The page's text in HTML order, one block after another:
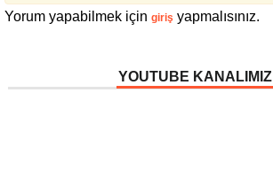
Yorum yapabilmek için giriş yapmalısınız.
YOUTUBE KANALIMIZ